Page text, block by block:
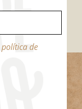
política de